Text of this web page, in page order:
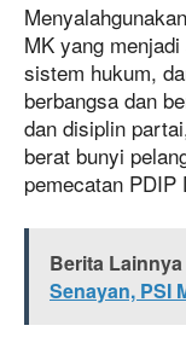
MK yang
sistem hukum,
berbangsa dan
dan disiplin
berat bunyi
pemecatan PDIP
Berita Lainnya
Senayan, PSI